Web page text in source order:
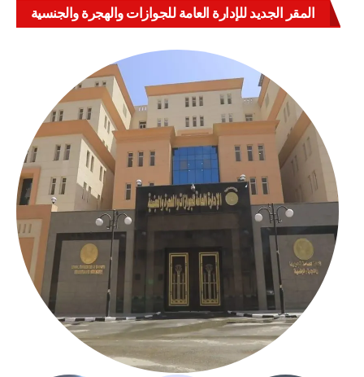
المقر الجديد للإدارة العامة للجوازات والهجرة والجنسية